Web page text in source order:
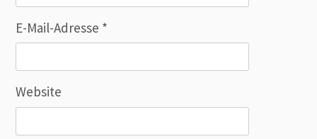
E-Mail-Adresse *
Website